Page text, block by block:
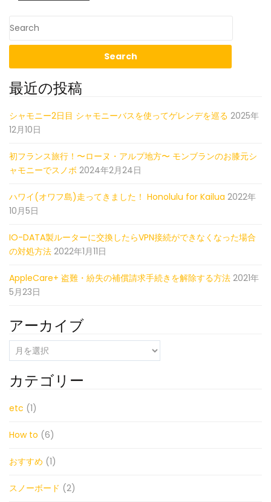
最近の投稿
シャモニー2日目 シャモニーバスを使ってゲレンデを巡る 2025年
12月10日
初フランス旅行！〜ローヌ・アルプ地方〜 モンブランのお膝元シ
ャモニーでスノボ 2024年2月24日
ハワイ(オワフ島)走ってきました！ Honolulu for Kailua 2022年
10月5日
IO-DATA製ルーターに交換したらVPN接続ができなくなった場合
の対処方法 2022年1月11日
AppleCare+ 盗難・紛失の補償請求手続きを解除する方法 2021年
5月23日
アーカイブ
ー
カ
イ
カテゴリー
etc (1)
How to (6)
おすすめ (1)
スノーボード (2)